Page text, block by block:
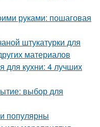
руками: пошаговая
штукатурки для
материалов
кухни: 4 лучших
выбор для
популярны